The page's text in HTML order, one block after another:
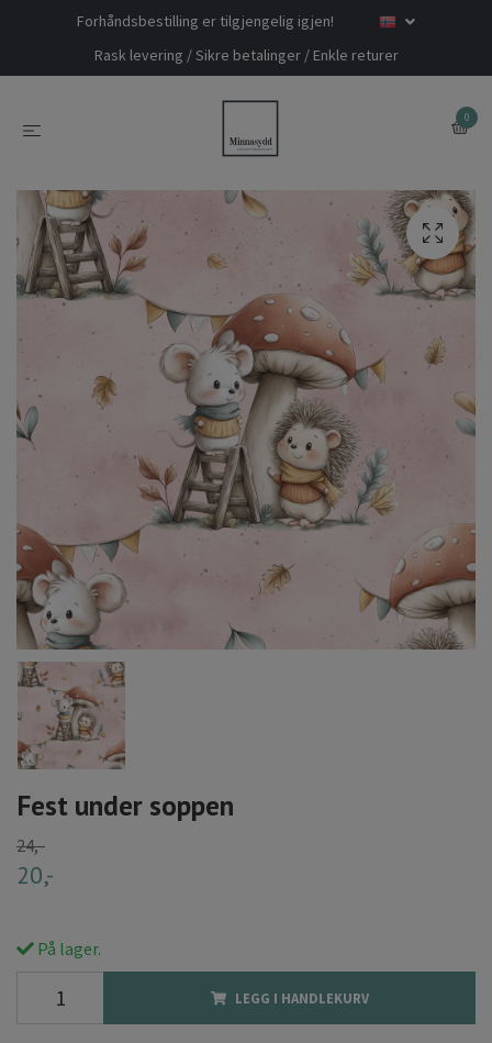
Forhåndsbestilling er tilgjengelig igjen!
Rask levering / Sikre betalinger / Enkle returer
0
Fest under soppen
24,-
20,-
På lager.
LEGG I HANDLEKURV